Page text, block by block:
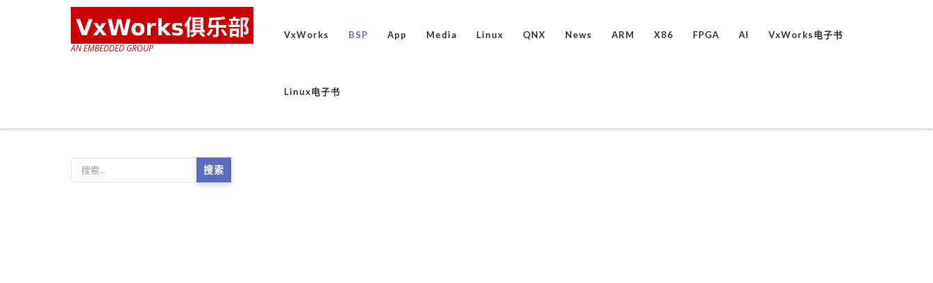
AN EMBEDDED GROUP
VxWorks BSP App Media Linux QNX News ARM X86 FPGA AI VxWorks电子书
Linux电子书
搜索